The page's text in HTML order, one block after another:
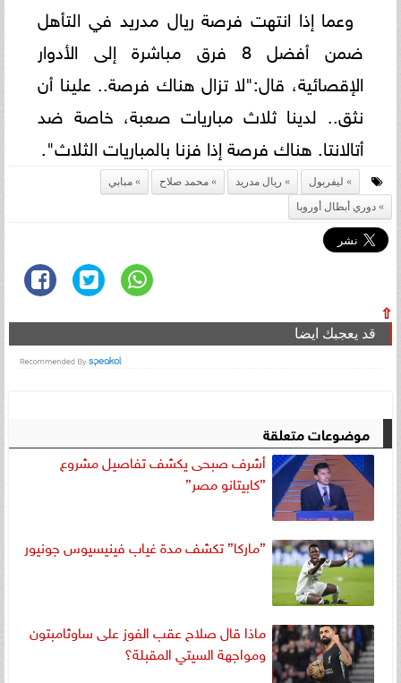
وعما إذا انتهت فرصة ريال مدريد في التأهل
ضمن أفضل 8 فرق مباشرة إلى الأدوار
الإقصائية، قال:"لا تزال هناك فرصة.. علينا أن
نثق.. لدينا ثلاث مباريات صعبة، خاصة ضد
أتالانتا. هناك فرصة إذا فزنا بالمباريات الثلاث".
ليفربول ريال مدريد محمد صلاح
مبابي
دوري أبطال أوروبا
⇧
قد يعجبك ايضا
موضوعات متعلقة
أشرف صبحى يكشف تفاصيل مشروع
”كابيتانو مصر”
”ماركا” تكشف مدة غياب فينيسيوس جونيور
ماذا قال صلاح عقب الفوز على ساوثامبتون
ومواجهة السيتي المقبلة؟